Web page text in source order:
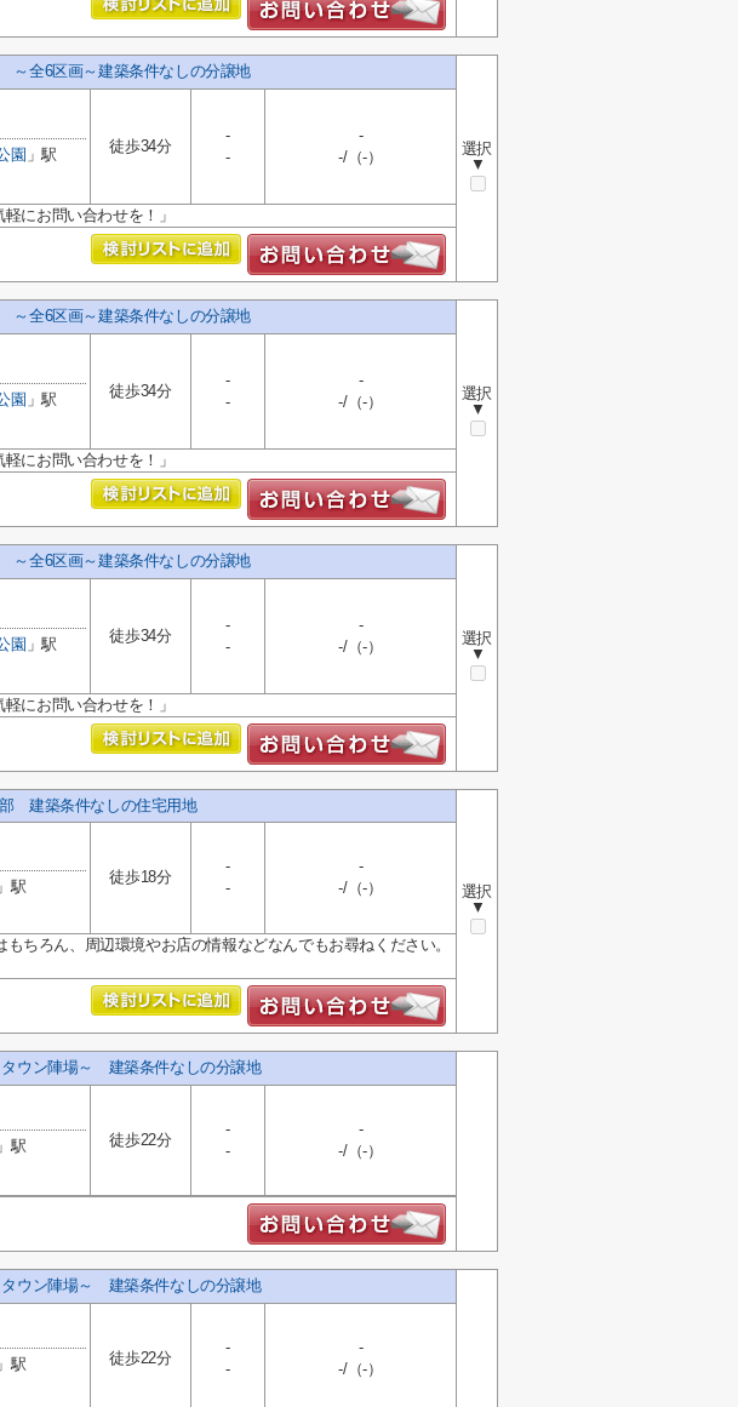
～全6区画～建築条件なしの分譲地
選択
▼
園 」駅 徒歩34分
-
-
-
-/（-）
にお問い合わせを！」
～全6区画～建築条件なしの分譲地
選択
▼
園 」駅 徒歩34分
-
-
-
-/（-）
にお問い合わせを！」
～全6区画～建築条件なしの分譲地
選択
▼
園 」駅 徒歩34分
-
-
-
-/（-）
にお問い合わせを！」
部 建築条件なしの住宅用地
選択
▼
駅
徒歩18分
-
-
-
-/（-）
ちろん、周辺環境やお店の情報などなんでもお尋ねください。
タウン陣場～ 建築条件なしの分譲地
駅 徒歩22分
-
-
-
-/（-）
タウン陣場～ 建築条件なしの分譲地
駅 徒歩22分
-
-
-
-/（-）